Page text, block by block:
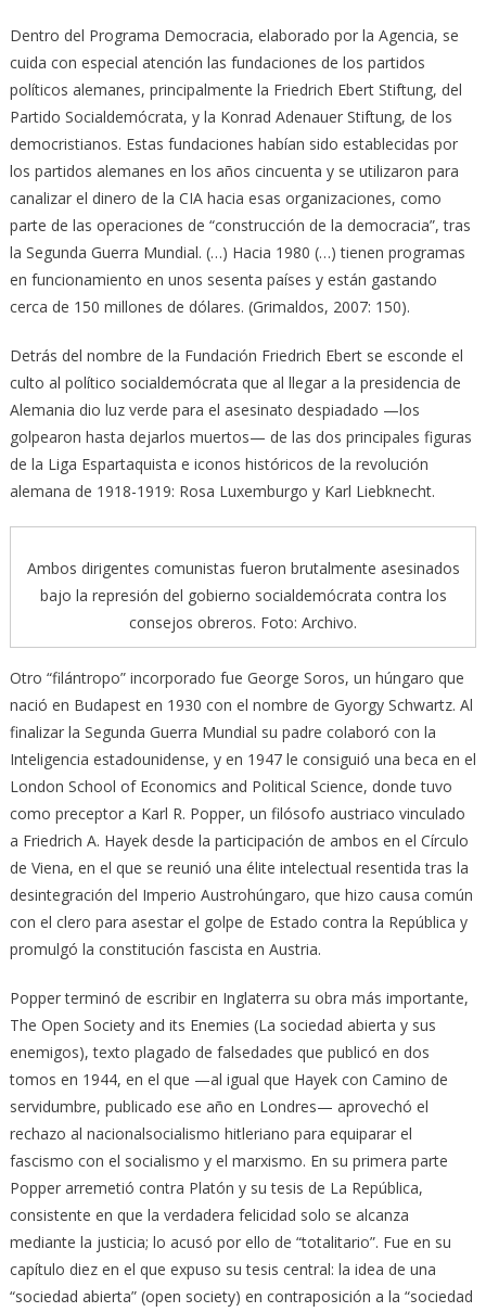
Dentro del Programa Democracia, elaborado por la Agencia, se
cuida con especial atención las fundaciones de los partidos
políticos alemanes, principalmente la Friedrich Ebert Stiftung, del
Partido Socialdemócrata, y la Konrad Adenauer Stiftung, de los
democristianos. Estas fundaciones habían sido establecidas por
los partidos alemanes en los años cincuenta y se utilizaron para
canalizar el dinero de la CIA hacia esas organizaciones, como
parte de las operaciones de “construcción de la democracia”, tras
la Segunda Guerra Mundial. (…) Hacia 1980 (…) tienen programas
en funcionamiento en unos sesenta países y están gastando
cerca de 150 millones de dólares. (Grimaldos, 2007: 150).
Detrás del nombre de la Fundación Friedrich Ebert se esconde el
culto al político socialdemócrata que al llegar a la presidencia de
Alemania dio luz verde para el asesinato despiadado —los
golpearon hasta dejarlos muertos— de las dos principales figuras
de la Liga Espartaquista e iconos históricos de la revolución
alemana de 1918-1919: Rosa Luxemburgo y Karl Liebknecht.
Ambos dirigentes comunistas fueron brutalmente asesinados
bajo la represión del gobierno socialdemócrata contra los
consejos obreros. Foto: Archivo.
Otro “filántropo” incorporado fue George Soros, un húngaro que
nació en Budapest en 1930 con el nombre de Gyorgy Schwartz. Al
finalizar la Segunda Guerra Mundial su padre colaboró con la
Inteligencia estadounidense, y en 1947 le consiguió una beca en el
London School of Economics and Political Science, donde tuvo
como preceptor a Karl R. Popper, un filósofo austriaco vinculado
a Friedrich A. Hayek desde la participación de ambos en el Círculo
de Viena, en el que se reunió una élite intelectual resentida tras la
desintegración del Imperio Austrohúngaro, que hizo causa común
con el clero para asestar el golpe de Estado contra la República y
promulgó la constitución fascista en Austria.
Popper terminó de escribir en Inglaterra su obra más importante,
The Open Society and its Enemies (La sociedad abierta y sus
enemigos), texto plagado de falsedades que publicó en dos
tomos en 1944, en el que —al igual que Hayek con Camino de
servidumbre, publicado ese año en Londres— aprovechó el
rechazo al nacionalsocialismo hitleriano para equiparar el
fascismo con el socialismo y el marxismo. En su primera parte
Popper arremetió contra Platón y su tesis de La República,
consistente en que la verdadera felicidad solo se alcanza
mediante la justicia; lo acusó por ello de “totalitario”. Fue en su
capítulo diez en el que expuso su tesis central: la idea de una
“sociedad abierta” (open society) en contraposición a la “sociedad